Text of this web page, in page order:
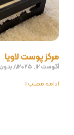
مرکز پوست لاویا
آگوست 12, 2025
ادامه مطلب »